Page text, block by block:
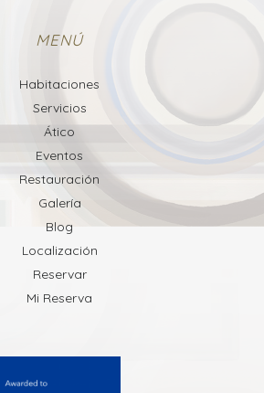
MENÚ
Habitaciones
Servicios
Ático
Eventos
Restauración
Galería
Blog
Localización
Reservar
Mi Reserva